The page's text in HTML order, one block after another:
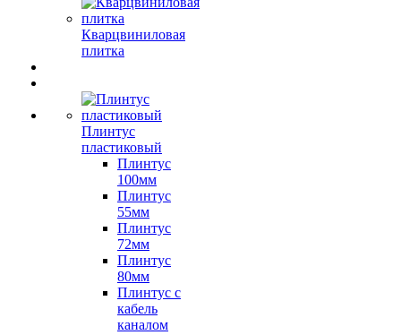
Кварцвиниловая
плитка
Плинтус
пластиковый
Плинтус
100мм
Плинтус
55мм
Плинтус
72мм
Плинтус
80мм
Плинтус с
кабель
каналом